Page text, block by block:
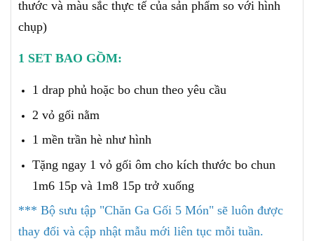
thước và màu sắc thực tế của sản phẩm so với hình
chụp)
1 SET BAO GỒM:
1 drap phủ hoặc bo chun theo yêu cầu
2 vỏ gối nằm
1 mền trần hè như hình
Tặng ngay 1 vỏ gối ôm cho kích thước bo chun
1m6 15p và 1m8 15p trở xuống
*** Bộ sưu tập "Chăn Ga Gối 5 Món" sẽ luôn được
thay đổi và cập nhật mẫu mới liên tục mỗi tuần.